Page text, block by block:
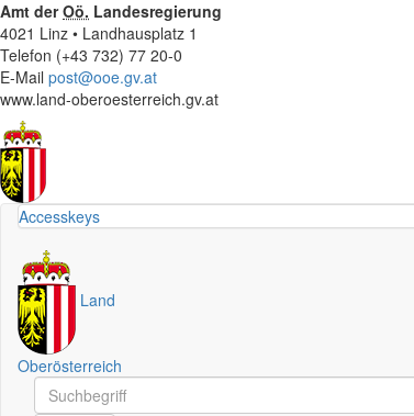
Amt derOö. Landesregierung
4021 Linz • Landhausplatz 1
Telefon (+43 732) 77 20-0
E-Mail post@ooe.gv.at
www.land-oberoesterreich.gv.at
Accesskeys
Land
Oberösterreich
Schnellsuche
Schnellsuche